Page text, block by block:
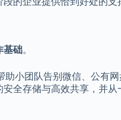
基础。
助小团队告别微信、公有
全存储与高效共享，并